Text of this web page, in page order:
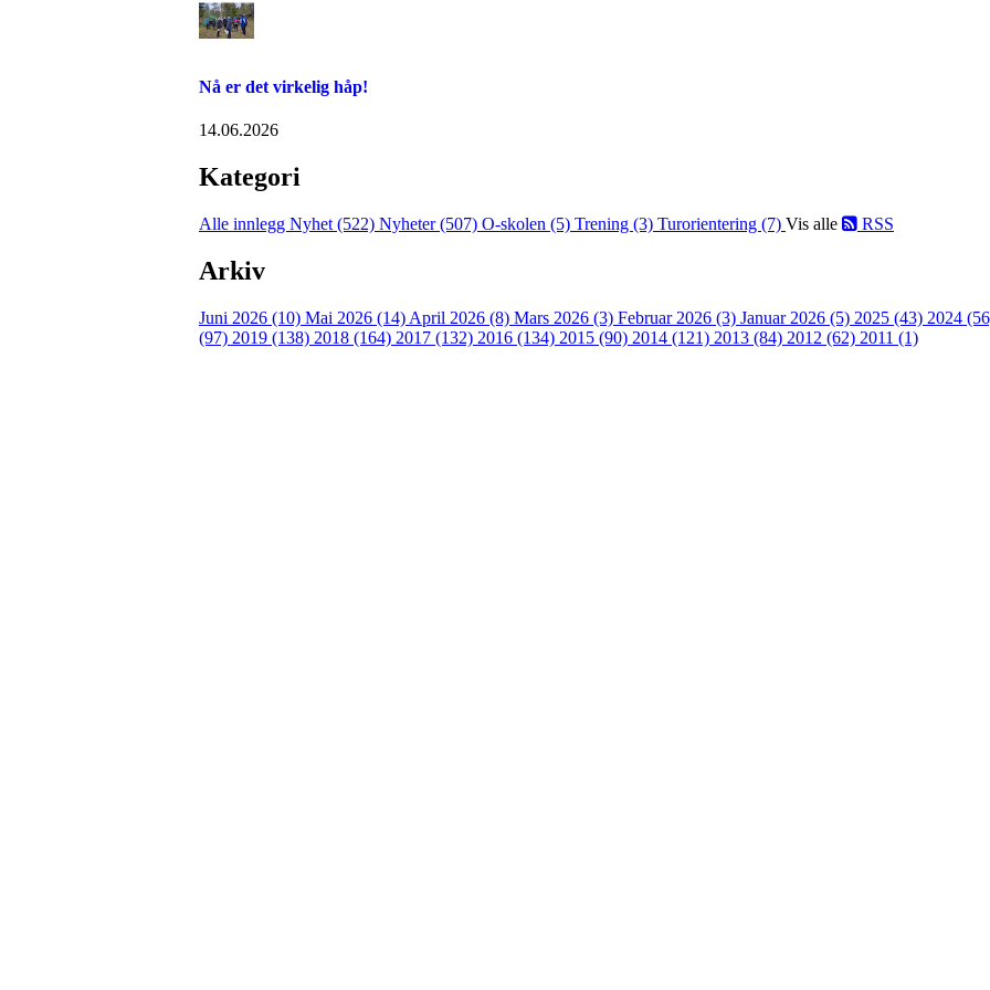
Nå er det virkelig håp!
14.06.2026
Kategori
Alle innlegg Nyhet (522) Nyheter (507) O-skolen (5) Trening (3) Turorientering (7) Vis alle RSS
Arkiv
Juni 2026 (10) Mai 2026 (14) April 2026 (8) Mars 2026 (3) Februar 2026 (3) Januar 2026 (5) 2025 (43) 2024
(97) 2019 (138) 2018 (164) 2017 (132) 2016 (134) 2015 (90) 2014 (121) 2013 (84) 2012 (62) 2011 (1)